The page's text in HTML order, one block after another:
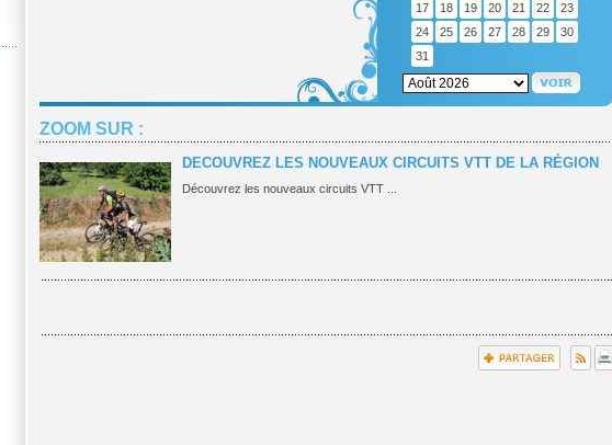
17
18 19 20 21 22
23
24
25 26 27 28 29
30
31
ZOOM SUR :
DECOUVREZ LES NOUVEAUX CIRCUITS VTT DE LA RÉGION
Découvrez les nouveaux circuits VTT ...